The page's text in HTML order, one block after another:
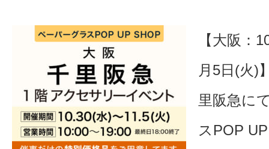
【大阪：
月5日(火)
里阪急に
スPOP